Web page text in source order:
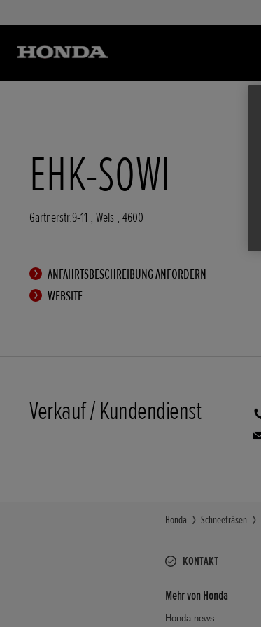
EHK-SOWI
Gärtnerstr.9-11 , Wels , 4600
ANFAHRTSBESCHREIBUNG ANFORDERN
WEBSITE
Verkauf / Kundendienst
Honda Schneefräsen
KONTAKT
Mehr von Honda
Honda news